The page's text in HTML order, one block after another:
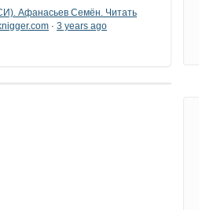
Афанасьев Семён. Читать
· 3 years ago